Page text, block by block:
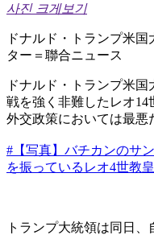
사진 크게보기
ドナルド・トランプ米
ター＝聯合ニュース
ドナルド・トランプ米
戦を強く非難したレオ
外交政策においては最悪
#【写真】バチカンのサ
を振っているレオ4世教皇
トランプ大統領は同日